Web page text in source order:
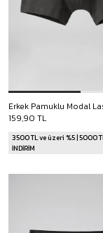
159,90 TL
3500 TL ve üzeri %5 | 5000
İNDİRİM